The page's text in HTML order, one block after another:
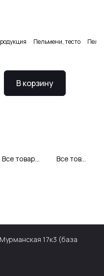
Пельмени, тесто
В корзину
Все товары Село Зеленое Все товары категории
17к3 (база